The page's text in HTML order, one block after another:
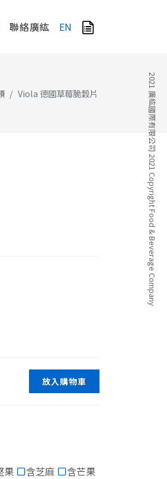
聯絡廣紘 EN
Viola 德國草莓脆穀片
放入購物車
果 含芝麻
含芒果
2021 廣紘國際有限公司 2021 Copyright Food & Beverage Company